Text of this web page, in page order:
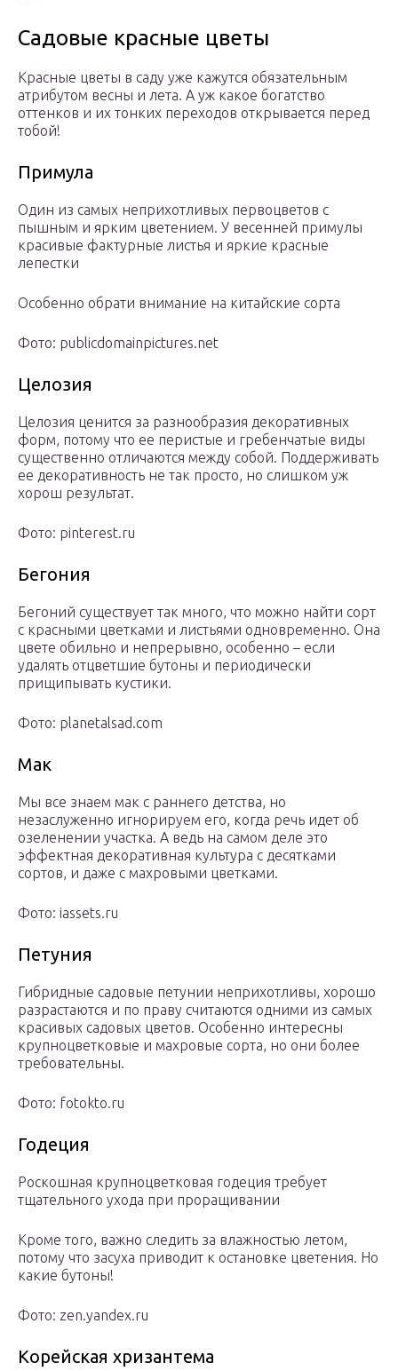
Садовые красные цветы
Красные цветы в саду уже кажутся обязательным
атрибутом весны и лета. А уж какое богатство
оттенков и их тонких переходов открывается перед
тобой!
Примула
Один из самых неприхотливых первоцветов с
пышным и ярким цветением. У весенней примулы
красивые фактурные листья и яркие красные
лепестки
Особенно обрати внимание на китайские сорта
Фото: publicdomainpictures.net
Целозия
Целозия ценится за разнообразия декоративных
форм, потому что ее перистые и гребенчатые виды
существенно отличаются между собой. Поддерживать
ее декоративность не так просто, но слишком уж
хорош результат.
Фото: pinterest.ru
Бегония
Бегоний существует так много, что можно найти сорт
с красными цветками и листьями одновременно. Она
цвете обильно и непрерывно, особенно – если
удалять отцветшие бутоны и периодически
прищипывать кустики.
Фото: planetalsad.com
Мак
Мы все знаем мак с раннего детства, но
незаслуженно игнорируем его, когда речь идет об
озеленении участка. А ведь на самом деле это
эффектная декоративная культура с десятками
сортов, и даже с махровыми цветками.
Фото: iassets.ru
Петуния
Гибридные садовые петунии неприхотливы, хорошо
разрастаются и по праву считаются одними из самых
красивых садовых цветов. Особенно интересны
крупноцветковые и махровые сорта, но они более
требовательны.
Фото: fotokto.ru
Годеция
Роскошная крупноцветковая годеция требует
тщательного ухода при проращивании
Кроме того, важно следить за влажностью летом,
потому что засуха приводит к остановке цветения. Но
какие бутоны!
Фото: zen.yandex.ru
Корейская хризантема